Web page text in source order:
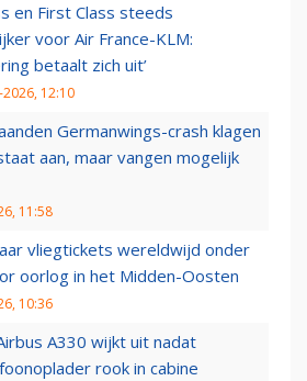
en First Class steeds
voor Air France-KLM:
betaalt zich uit’
12:10
Germanwings-crash klagen
aan, maar vangen mogelijk
11:58
vliegtickets wereldwijd onder
oorlog in het Midden-Oosten
10:36
A330 wijkt uit nadat
rook in cabine